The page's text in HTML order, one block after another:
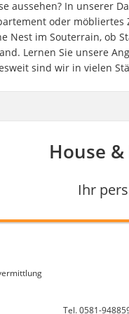
aussehen? In unserer
oder
Nest im Souterrain, ob
Lernen Sie unsere
sind wir in vielen
House
Ihr
Tel. 0581-